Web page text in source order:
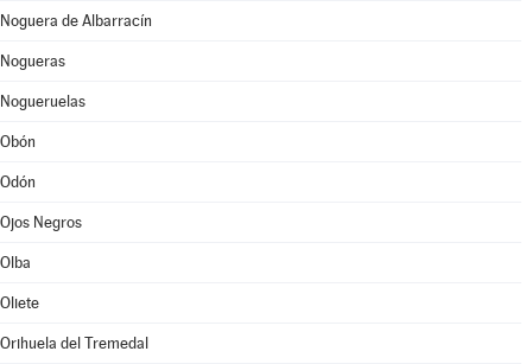
Noguera de Albarracín
Nogueras
Nogueruelas
Obón
Odón
Ojos Negros
Olba
Oliete
Orihuela del Tremedal